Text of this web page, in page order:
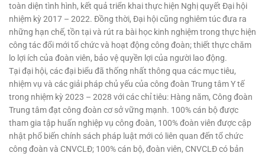
toàn diện tình hình, kết quả triển khai thực hiện Nghị quyết Đại hội
nhiệm kỳ 2017 – 2022. Đồng thời, Đại hội cũng nghiêm túc đưa ra
những hạn chế, tồn tại và rút ra bài học kinh nghiệm trong thực hiện
công tác đổi mới tổ chức và hoạt động công đoàn; thiết thực chăm
lo lợi ích của đoàn viên, bảo vệ quyền lợi của người lao động.
Tại đại hội, các đại biểu đã thống nhất thông qua các mục tiêu,
nhiệm vụ và các giải pháp chủ yếu của công đoàn Trung tâm Y tế
trong nhiệm kỳ 2023 – 2028 với các chỉ tiêu: Hàng năm, Công đoàn
Trung tâm đạt công đoàn cơ sở vững mạnh. 100% cán bộ được
tham gia tập huấn nghiệp vụ công đoàn, 100% đoàn viên được cập
nhật phổ biến chính sách pháp luật mới có liên quan đến tổ chức
công đoàn và CNVCLĐ; 100% cán bộ, đoàn viên, CNVCLĐ có bản